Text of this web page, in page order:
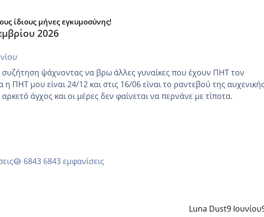
ίδιους μήνες εγκυμοσύνης!
2026
συζήτηση ψάχνοντας να βρω άλλες γυναίκες που έχουν ΠΗΤ τον
η ΠΗΤ μου είναι 24/12 και στις 16/06 είναι το ραντεβού της αυχενικής
άγχος και οι μέρες δεν φαίνεται να περνάνε με τίποτα.
6843 εμφανίσεις
Luna Dust9 Ιουνίου